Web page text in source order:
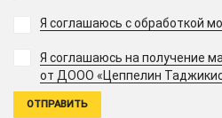
Я соглашаюсь с обработкой
Я соглашаюсь на получение
от ДООО «Цеппелин